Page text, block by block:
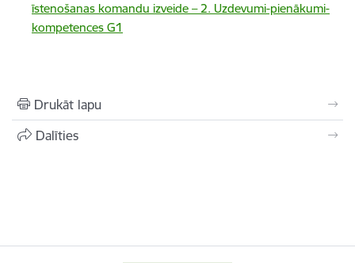
īstenošanas komandu izveide – 2. Uzdevumi-pienākumi-
kompetences G1
Drukāt lapu
Dalīties